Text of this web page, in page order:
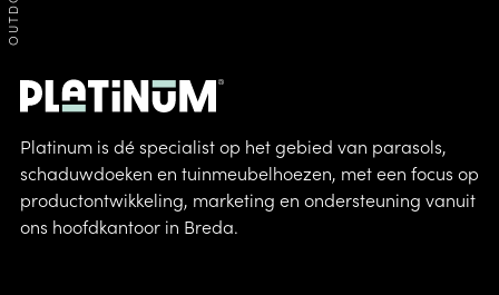
Platinum is dé specialist op het gebied van parasols,
schaduwdoeken en tuinmeubelhoezen, met een focus op
productontwikkeling, marketing en ondersteuning vanuit
ons hoofdkantoor in Breda.